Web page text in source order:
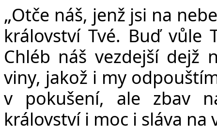
„Otče náš, jenž jsi na
království Tvé. Buďvůle
Chléb náš vezdejší dejž
viny, jakož i my odpouš
v pokušení, ale zbav
království i moc i sláva na